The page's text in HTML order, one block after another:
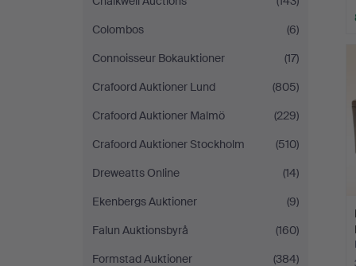
Colombos
(6)
Connoisseur Bokauktioner
(17)
Crafoord Auktioner Lund
(805)
Crafoord Auktioner Malmö
(229)
Crafoord Auktioner Stockholm
(510)
Dreweatts Online
(14)
Ekenbergs Auktioner
(9)
Falun Auktionsbyrå
(160)
Formstad Auktioner
(384)